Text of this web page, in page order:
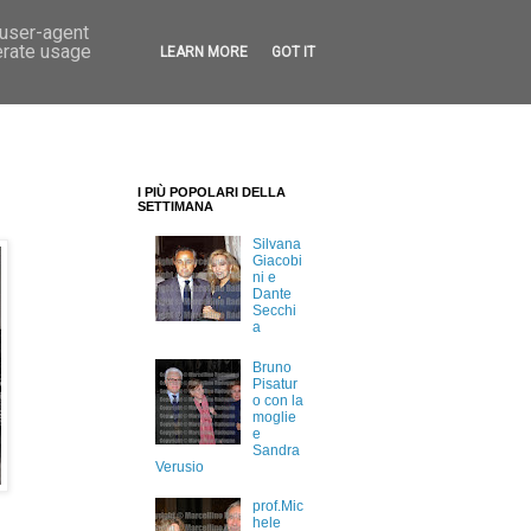
I PIÙ POPOLARI DELLA
SETTIMANA
Silvana
Giacobi
ni e
Dante
Secchi
a
Bruno
Pisatur
o con la
moglie
e
Sandra
Verusio
prof.Mic
hele
agent
usage
LEARN MORE GOT IT